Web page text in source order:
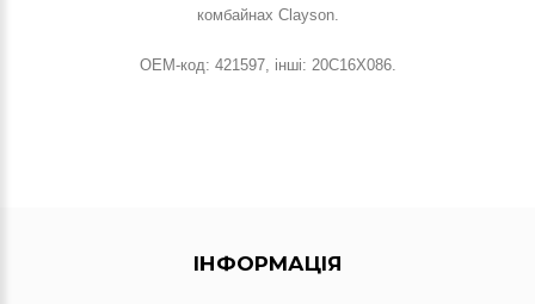
комбайнах Clayson.
OEM-код: 421597, інші: 20C16X086.
ІНФОРМАЦІЯ